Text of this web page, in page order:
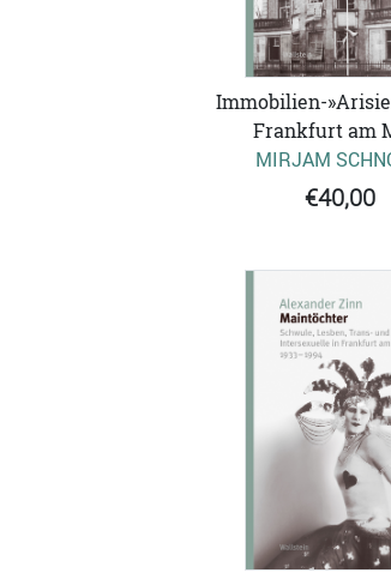
Immobilien-
Frankfurt am
MIRJAM
€40,00